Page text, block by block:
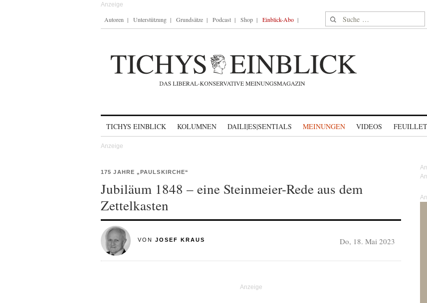
Autoren Unterstützung Grundsätze Podcast Shop Einblick-Abo Suche nach:
TICHYS EINBLICK KOLUMNEN DAILI|ES|SENTIALS MEINUNGEN VIDEOS
175 JAHRE „PAULSKIRCHE“
Jubiläum 1848 – eine Steinmeier-Rede aus dem
Zettelkasten
VON JOSEF KRAUS Do, 18. Mai 2023